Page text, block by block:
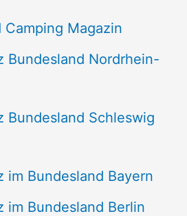
Magazin
Bundesland Nordrhein-
Bundesland Schleswig
im Bundesland Bayern
im Bundesland Berlin